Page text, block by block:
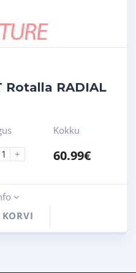
Rotalla RADIAL
+
Kokku
60.99€
KORVI